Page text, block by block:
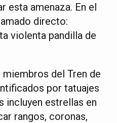
esta amenaza. En el
directo:
violenta pandilla de
del Tren de
por tatuajes
incluyen estrellas en
rangos, coronas,